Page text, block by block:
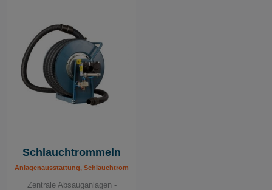
Schlauchtrommeln
Anlagenausstattung, Schlauchtrommeln
Zentrale Absauganlagen -